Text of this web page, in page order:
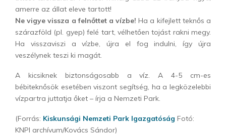
amerre az állat eleve tartott!
Ne vigye vissza a felnőttet a vízbe! Ha a kifejlett teknős a
szárazföld (pl. gyep) felé tart, vélhetően tojást rakni megy.
Ha visszaviszi a vízbe, újra el fog indulni, így újra
veszélynek teszi ki magát.
A kicsiknek biztonságosabb a víz. A 4-5 cm-es
bébiteknősök esetében viszont segítség, ha a legközelebbi
vízpartra juttatja őket – írja a Nemzeti Park.
(Forrás: Kiskunsági Nemzeti Park Igazgatóság Fotó:
KNPI archívum/Kovács Sándor)